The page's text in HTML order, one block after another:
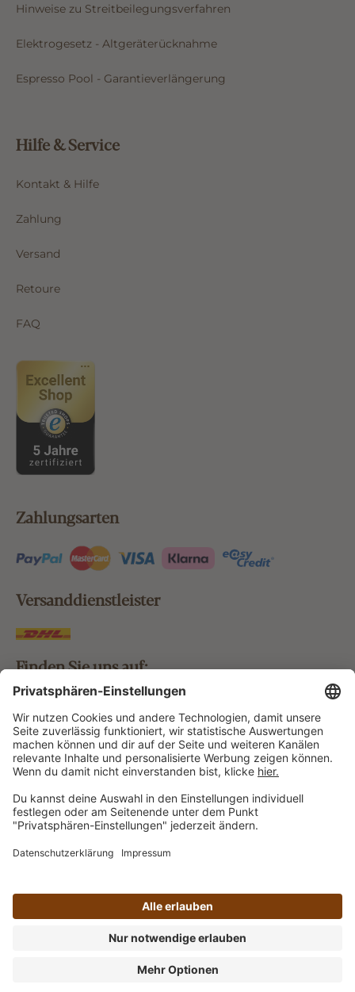
Hinweise zu Streitbeilegungsverfahren
Elektrogesetz - Altgeräterücknahme
Espresso Pool - Garantieverlängerung
Hilfe & Service
Kontakt & Hilfe
Zahlung
Versand
Retoure
FAQ
Zahlungsarten
Versanddienstleister
Finden Sie uns auf:
Bestellung widerrufen
Alle Preise inkl. gesetzl. Mehrwertsteuer zzgl.
und ggf. Nachnahmegebühren, wenn nicht